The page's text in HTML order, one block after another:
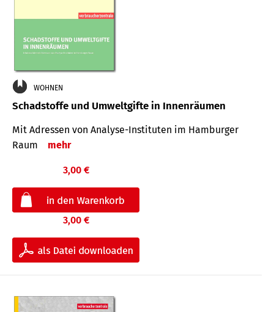
WOHNEN
Schadstoffe und Umweltgifte in Innenräumen
Mit Adressen von Analyse-Insti­tuten im Hamburger
Raum
mehr
3,00 €
3,00 €